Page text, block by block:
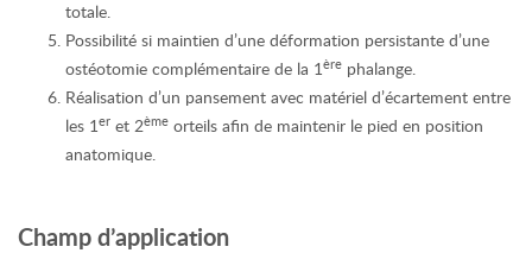
totale.
Possibilité si maintien d’une déformation persistante d’une
ostéotomie complémentaire de la 1ère phalange.
Réalisation d’un pansement avec matériel d’écartement entre
les 1er et 2ème orteils afin de maintenir le pied en position
anatomique.
Champ d’application